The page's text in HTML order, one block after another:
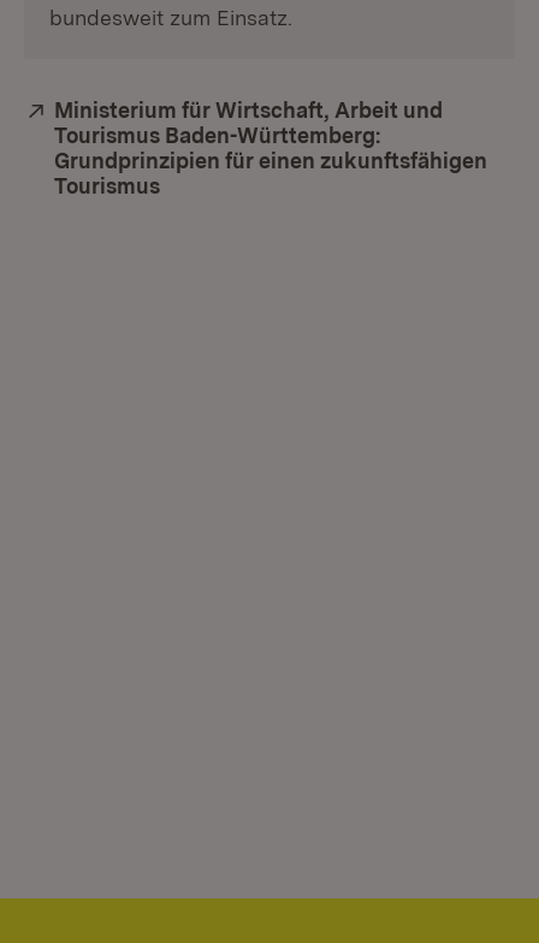
bundesweit zum Einsatz.
Extern:
Ministerium für Wirtschaft, Arbeit und
Tourismus Baden-Württemberg:
Grundprinzipien für einen zukunftsfähigen
Tourismus